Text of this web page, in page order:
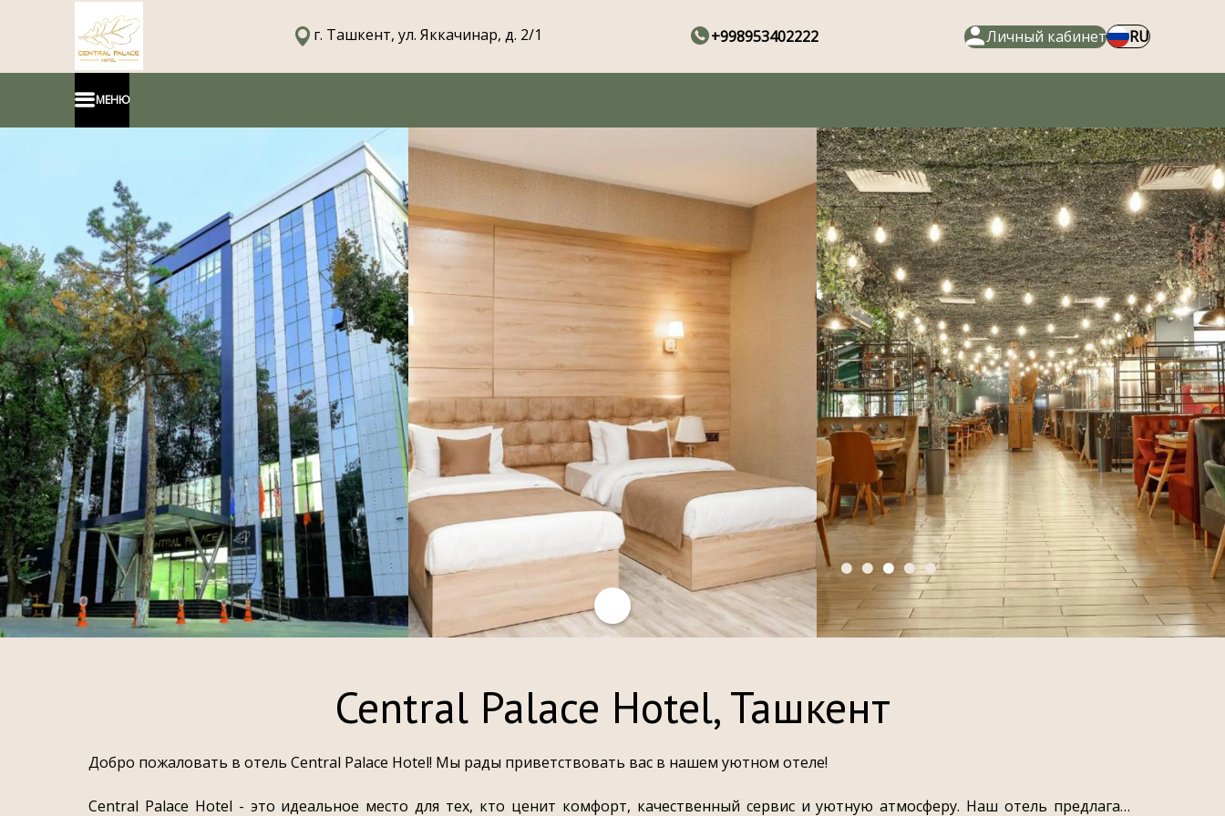
г. Ташкент, ул. Яккачинар, д. 2/1 +998953402222 Личный кабинет RU
МЕНЮ
Central Palace Hotel, Ташкент
Добро пожаловать в отель Central Palace Hotel! Мы рады приветствовать вас в нашем уютном отеле!
Central Palace Hotel - это идеальное место для тех, кто ценит комфорт, качественный сервис и уютную атмосферу. Наш отель предлагает